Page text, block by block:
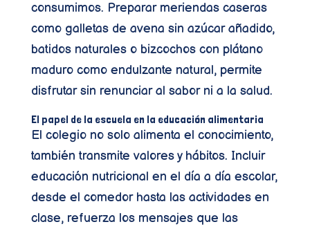
consumimos. Preparar meriendas caseras
como galletas de avena sin azúcar añadido,
batidos naturales o bizcochos con plátano
maduro como endulzante natural, permite
disfrutar sin renunciar al sabor ni a la salud.
El papel de la escuela en la educación alimentaria
El colegio no solo alimenta el conocimiento,
también transmite valores y hábitos. Incluir
educación nutricional en el día a día escolar,
desde el comedor hasta las actividades en
clase, refuerza los mensajes que las